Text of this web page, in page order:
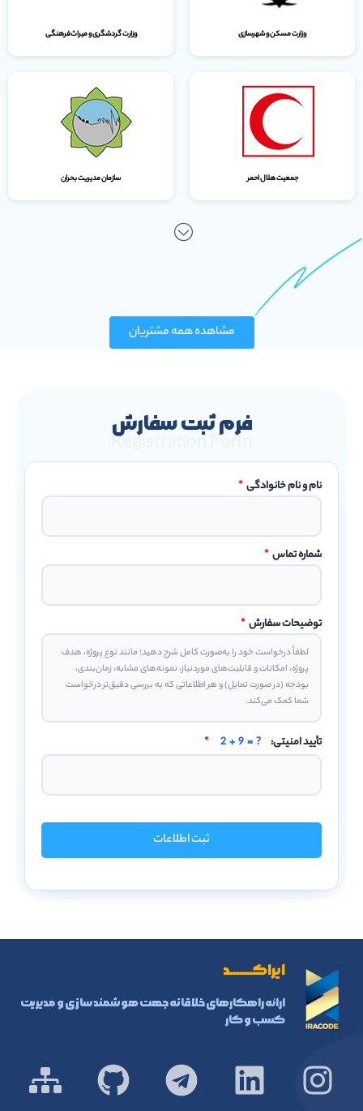
وزارت مسکن و شهرسازی وزارت گردشگری و میراث‌فرهنگی
جمعیت هلال احمر سازمان مدیریت بحران
مشاهده همه مشتریان
فرم ثبت سفارش
Registration Form
نام و نام خانوادگی *
شماره تماس *
توضیحات سفارش *
تأیید امنیتی: 2 + 9 = ?
*
ثبت اطلاعات
ایراکـــــــد
ارائه راهکارهای خلاقانه جهت هوشمند سازی و مدیریت
کسب و کار